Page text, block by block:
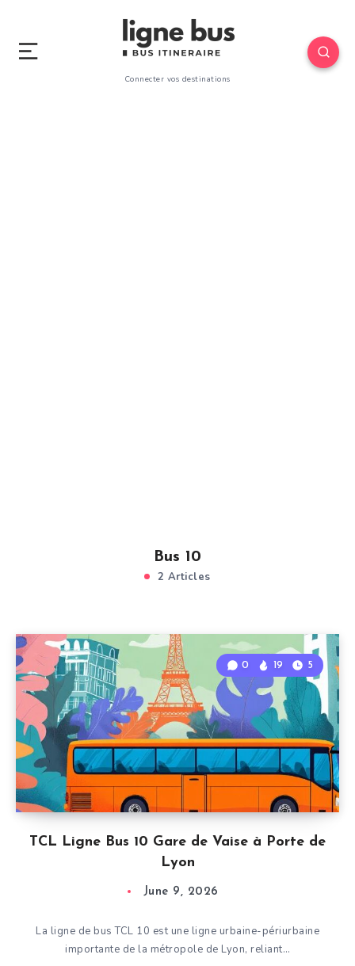
Connecter vos destinations
Bus 10
2 Articles
TCL Ligne Bus 10 Gare de Vaise à Porte de
Lyon
0 19 5
June 9, 2026
La ligne de bus TCL 10 est une ligne urbaine-périurbaine
importante de la métropole de Lyon, reliant…